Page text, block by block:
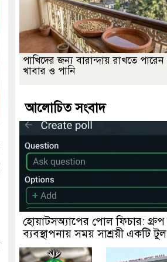
পাখিদের জন্য বারান্দায় রাখতে পারেন
খাবার ও পানি
আলোচিত সংবাদ
হোয়াটসঅ্যাপের পোল ফিচার: গ্রুপ
ব্যবস্থাপনায় সময় সাশ্রয়ী একটি টুল